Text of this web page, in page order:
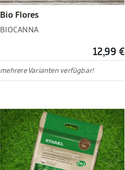
Bio Flores
BIOCANNA
12,99 €
mehrere Varianten verfügbar!